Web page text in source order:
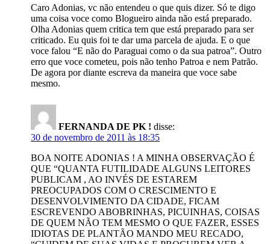
Caro Adonias, vc não entendeu o que quis dizer. Só te digo
uma coisa voce como Blogueiro ainda não está preparado.
Olha Adonias quem critica tem que está preparado para ser
criticado. Eu quis foi te dar uma parcela de ajuda. E o que
voce falou “E não do Paraguai como o da sua patroa”. Outro
erro que voce cometeu, pois não tenho Patroa e nem Patrão.
De agora por diante escreva da maneira que voce sabe
mesmo.
FERNANDA DE PK ! disse:
30 de novembro de 2011 às 18:35
BOA NOITE ADONIAS ! A MINHA OBSERVAÇÃO É
QUE “QUANTA FUTILIDADE ALGUNS LEITORES
PUBLICAM , AO INVÉS DE ESTAREM
PREOCUPADOS COM O CRESCIMENTO E
DESENVOLVIMENTO DA CIDADE, FICAM
ESCREVENDO ABOBRINHAS, PICUINHAS, COISAS
DE QUEM NÃO TEM MESMO O QUE FAZER, ESSES
IDIOTAS DE PLANTÃO MANDO MEU RECADO,